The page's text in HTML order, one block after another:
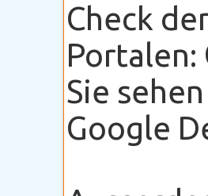
Check
Portalen:
Sie
Google